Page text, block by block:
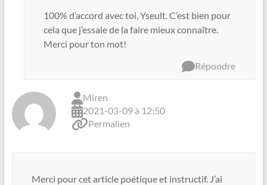
100% d’accord avec toi, Yseult. C’est bien pour
cela que j’essaie de la faire mieux connaître.
Merci pour ton mot!
Répondre
Miren
2021-03-09 à 12:50
Permalien
Merci pour cet article poétique et instructif. J’ai